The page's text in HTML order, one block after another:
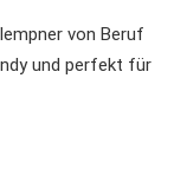
von Beruf
und perfekt für